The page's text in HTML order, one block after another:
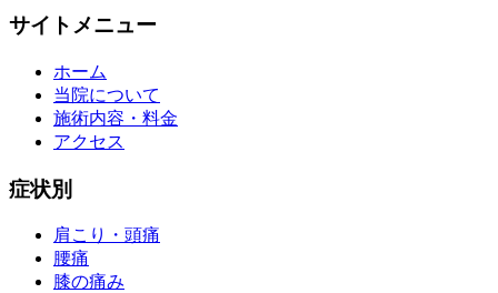
サイトメニュー
ホーム
当院について
施術内容・料金
アクセス
症状別
肩こり・頭痛
腰痛
膝の痛み